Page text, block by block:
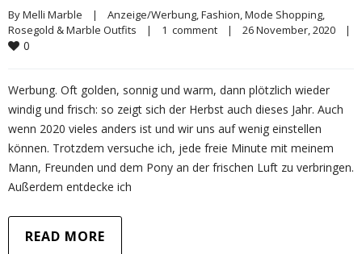
By Melli Marble | Anzeige/Werbung, Fashion, Mode Shopping
Rosegold & Marble Outfits
| 1  comment | 26 November, 2020 |
0
Werbung. Oft golden, sonnig und warm, dann plötzlich wieder
windig und frisch: so zeigt sich der Herbst auch dieses Jahr. Auch
wenn 2020 vieles anders ist und wir uns auf wenig einstellen
können. Trotzdem versuche ich, jede freie Minute mit meinem
Mann, Freunden und dem Pony an der frischen Luft zu verbringen.
Außerdem entdecke ich
READ MORE